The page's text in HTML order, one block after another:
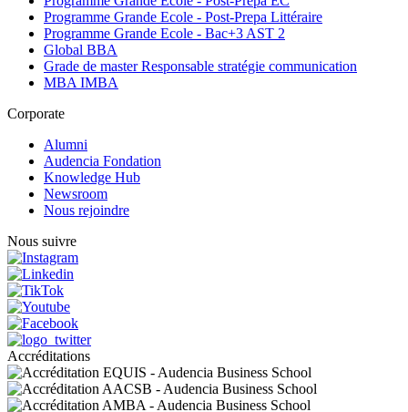
Programme Grande Ecole - Post-Prepa Littéraire
Programme Grande Ecole - Bac+3 AST 2
Global BBA
Grade de master Responsable stratégie communication
MBA IMBA
Corporate
Alumni
Audencia Fondation
Knowledge Hub
Newsroom
Nous rejoindre
Nous suivre
Accréditations